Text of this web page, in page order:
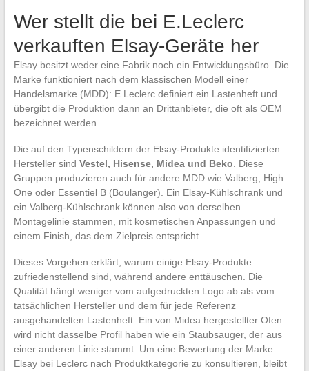
Wer stellt die bei E.Leclerc
verkauften Elsay-Geräte her
Elsay besitzt weder eine Fabrik noch ein Entwicklungsbüro. Die
Marke funktioniert nach dem klassischen Modell einer
Handelsmarke (MDD): E.Leclerc definiert ein Lastenheft und
übergibt die Produktion dann an Drittanbieter, die oft als OEM
bezeichnet werden.
Die auf den Typenschildern der Elsay-Produkte identifizierten
Hersteller sind Vestel, Hisense, Midea und Beko . Diese
Gruppen produzieren auch für andere MDD wie Valberg, High
One oder Essentiel B (Boulanger). Ein Elsay-Kühlschrank und
ein Valberg-Kühlschrank können also von derselben
Montagelinie stammen, mit kosmetischen Anpassungen und
einem Finish, das dem Zielpreis entspricht.
Dieses Vorgehen erklärt, warum einige Elsay-Produkte
zufriedenstellend sind, während andere enttäuschen. Die
Qualität hängt weniger vom aufgedruckten Logo ab als vom
tatsächlichen Hersteller und dem für jede Referenz
ausgehandelten Lastenheft. Ein von Midea hergestellter Ofen
wird nicht dasselbe Profil haben wie ein Staubsauger, der aus
einer anderen Linie stammt. Um eine Bewertung der Marke
Elsay bei Leclerc nach Produktkategorie zu konsultieren, bleibt